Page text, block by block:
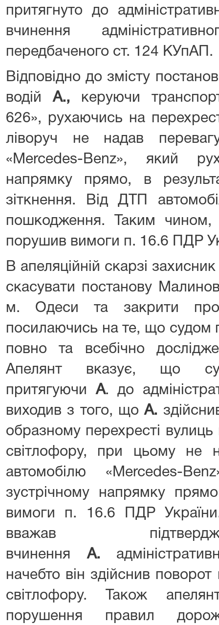
притягнуто до
вчинення
передбаченого ст. 124 КУпАП.
Відповідно до змісту
водійА., керуючи
626», рухаючись на
ліворуч не надав
«Mercedes-Benz», який
напрямку прямо, в
зіткнення. Від ДТП
пошкодження. Таким
порушив вимоги п. 16.6 ПДР
В апеляційній скарзі
скасувати постанову
м. Одеси та закрити
посилаючись на те, що судом
повно та всебічно
Апелянт вказує, що
притягуючиА. до
виходив з того, щоА.
образному перехресті
світлофору, при цьому не
автомобілю «Mercedes-
зустрічному напрямку
вимоги п. 16.6 ПДР України.
вважав
вчиненняА.
начебто він здійснив
світлофору. Також
порушення правил